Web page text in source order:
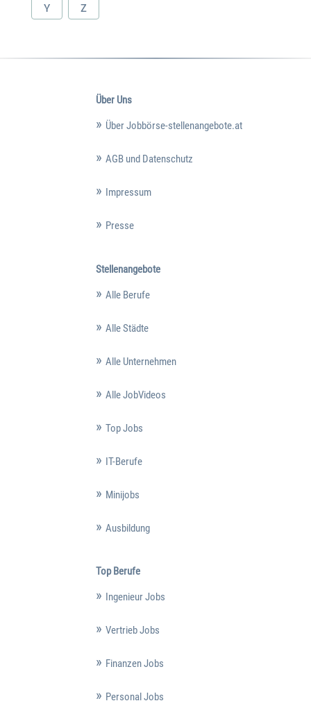
Y Z
Über Uns
Über Jobbörse-stellenangebote.at
AGB und Datenschutz
Impressum
Presse
Stellenangebote
Alle Berufe
Alle Städte
Alle Unternehmen
Alle JobVideos
Top Jobs
IT-Berufe
Minijobs
Ausbildung
Top Berufe
Ingenieur Jobs
Vertrieb Jobs
Finanzen Jobs
Personal Jobs